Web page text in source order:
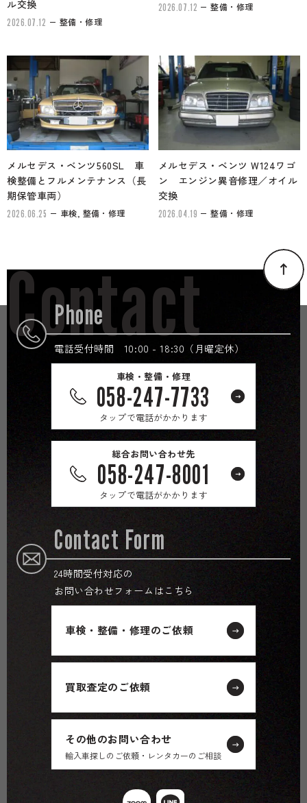
ル交換
2026.07.12 整備・修理
2026.07.12 整備・修理
メルセデス・ベンツ560SL 車
検整備とフルメンテナンス（長
期保管車両）
2026.06.25 車検, 整備・修理
メルセデス・ベンツ W124ワゴ
ン エンジン異音修理／オイル
交換
2026.04.19 整備・修理
Phone
電話受付時間 10:00 - 18:30（月曜定休）
車検・整備・修理
058-247-7733
タップで電話がかかります
総合お問い合わせ先
058-247-8001
タップで電話がかかります
Contact Form
24時間受付対応の
お問い合わせフォームはこちら
車検・整備・修理のご依頼
買取査定のご依頼
その他のお問い合わせ
輸入車探しのご依頼・レンタカーのご相談
Contact